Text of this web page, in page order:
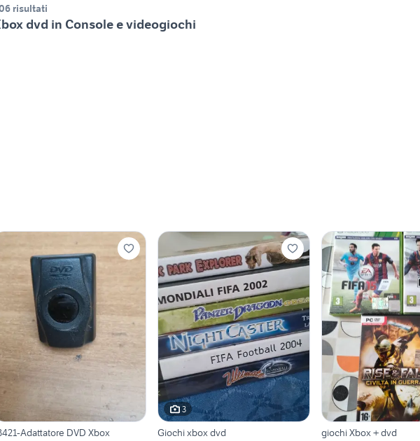
risultati
dvd in Console e videogiochi
Adattatore DVD Xbox
3
Giochi xbox dvd giochi Xbox + dvd